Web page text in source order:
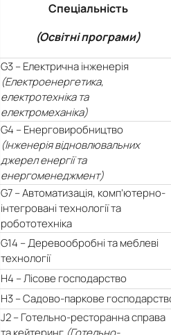
Спеціальність
(Освітні програми)
G3 – Електрична інженерія
(Електроенергетика,
електротехніка та
електромеханіка)
G4 – Енерговиробництво
(Інженерія відновлювальних
джерел енергії та
енергоменеджмент)
G7 – Автоматизація, комп’ютерно-
інтегровані технології та
робототехніка
G14 – Деревообробні та меблеві
технології
Н4 – Лісове господарство
Н3 – Садово-паркове
J2 – Готельно-ресторанна справа